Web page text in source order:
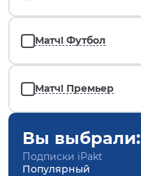
Матч! Футбол
Матч! Премьер
Вы выбрали:
Подписки iPakt
Популярный